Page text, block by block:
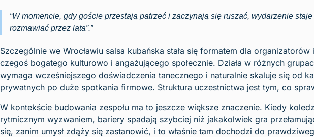
“W momencie, gdy goście przestają patrzeć i zaczynają się ruszać, wydarzenie
rozmawiać przez lata”.”
Szczególnie we Wrocławiu salsa kubańska stała się formatem dla
czegoś bogatego kulturowo i angażującego społecznie. Działa w różnych
wymaga wcześniejszego doświadczenia tanecznego i naturalnie skaluje się od
prywatnych po duże spotkania firmowe. Struktura uczestnictwa jest tym, co
W kontekście budowania zespołu ma to jeszcze większe znaczenie. Kiedy
rytmicznym wyzwaniem, bariery spadają szybciej niż jakakolwiek gra
się, zanim umysł zdąży się zastanowić, i to właśnie tam dochodzi do